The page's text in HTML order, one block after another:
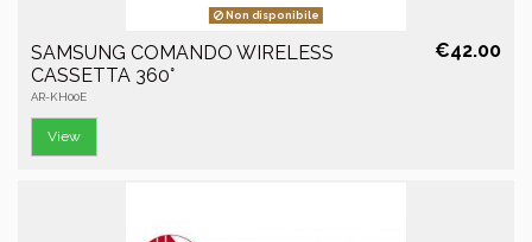
Non disponibile
SAMSUNG COMANDO WIRELESS
CASSETTA 360°
AR-KH00E
€42.00
View